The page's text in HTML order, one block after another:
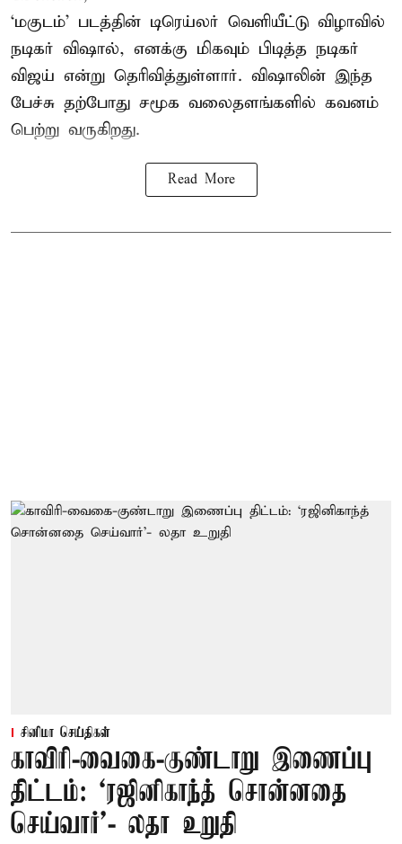
‘மகுடம்’ படத்தின் டிரெய்லர் வெளியீட்டு விழாவில்
நடிகர் விஷால், எனக்கு மிகவும் பிடித்த நடிகர்
விஜய் என்று தெரிவித்துள்ளார். விஷாலின் இந்த
பேச்சு தற்போது சமூக வலைதளங்களில் கவனம்
பெற்று வருகிறது.
Read More
சினிமா செய்திகள்
காவிரி-வைகை-குண்டாறு இணைப்பு
திட்டம்: ‘ரஜினிகாந்த் சொன்னதை
செய்வார்’- லதா உறுதி